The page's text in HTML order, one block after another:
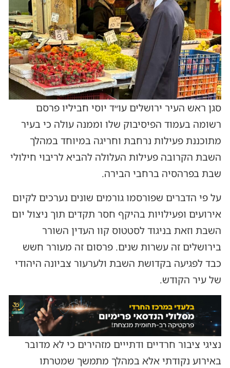
סגן ראש העיר ירושלים עו״ד יוסי חביליו פרסם
רשומה בעמוד הפיסיבוק שלו וממנה עולה כי בעיר
מתוכננת פעילות נרחבת וחריגה במיוחד במהלך
השבת הקרובה פעילות העלולה להביא לריבוי חילולי
שבת בפרהסיה ברחבי הבירה.
על פי הדברים שפורסמו גורמים שונים נערכים לקיום
אירועים ופעילויות בהיקף חסר תקדים תוך ניצול יום
השבת וזאת בניגוד לסטטוס קוו העדין השורר
בירושלים זה עשרות שנים. פרסום זה מעורר חשש
כבד לפגיעה בקדושת השבת ולערעור צביונה היהודי
של עיר הקודש.
נציגי ציבור חרדיים ודתייים מזהירים כי לא מדובר
באירוע נקודתי אלא במהלך מתמשך שמטרתו